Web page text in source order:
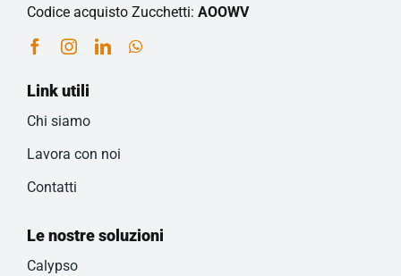
Codice acquisto Zucchetti: AOOWV
Link utili
Chi siamo
Lavora con noi
Contatti
Le nostre soluzioni
Calypso